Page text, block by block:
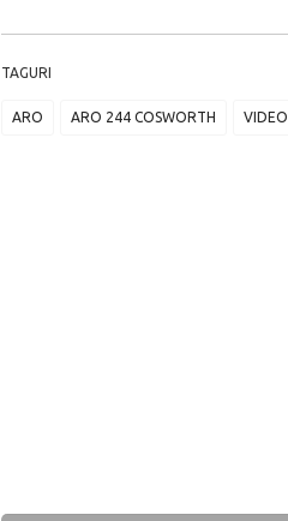
TAGURI
ARO ARO 244 COSWORTH VIDEO